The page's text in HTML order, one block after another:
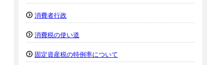
消費者行政
消費税の使い道
固定資産税の特例率について